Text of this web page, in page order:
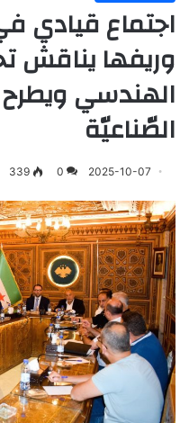
اجتماع
وريفها يناقش
الهندسي ويطرح
الصّناعيّة
2025-10-07
0
339